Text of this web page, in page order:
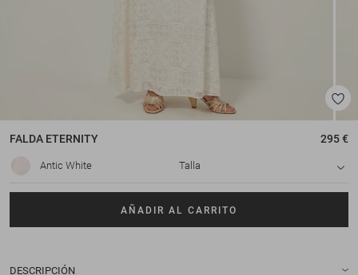
FALDA ETERNITY 295 €
Antic White Talla
AÑADIR AL CARRITO
DESCRIPCIÓN